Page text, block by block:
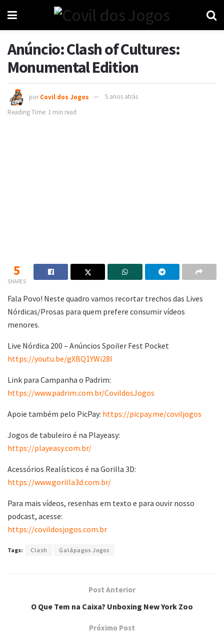
Anúncio: Clash of Cultures:
Monumental Edition
por Covil dos Jogos
5 anos atrás
Reading Time: 1 min read
5
SHARES
Fala Povo! Neste quadro vamos recortar trechos das Lives
Nórdicas/Prosas para quem prefere consumir vídeos
menores.
Live Nórdica 200 – Anúncios Spoiler Fest Pocket
https://youtu.be/gXBQ1YWi28I
Link para Campanha o Padrim:
https://www.padrim.com.br/CovildosJogos
Apoie também pelo PicPay: https://picpay.me/coviljogos
Jogos de tabuleiro é na Playeasy:
https://playeasy.com.br/
Acessórios Realísticos é na Gorilla 3D:
https://www.gorilla3d.com.br/
Para mais vídeos, resenhas em texto e para ouvir nosso
podcast, acesse:
https://covildosjogos.com.br
Tags: Clash Galápagos Jogos
Post Anterior
O Que Tem na Caixa? Unboxing New York Zoo
Próximo Post